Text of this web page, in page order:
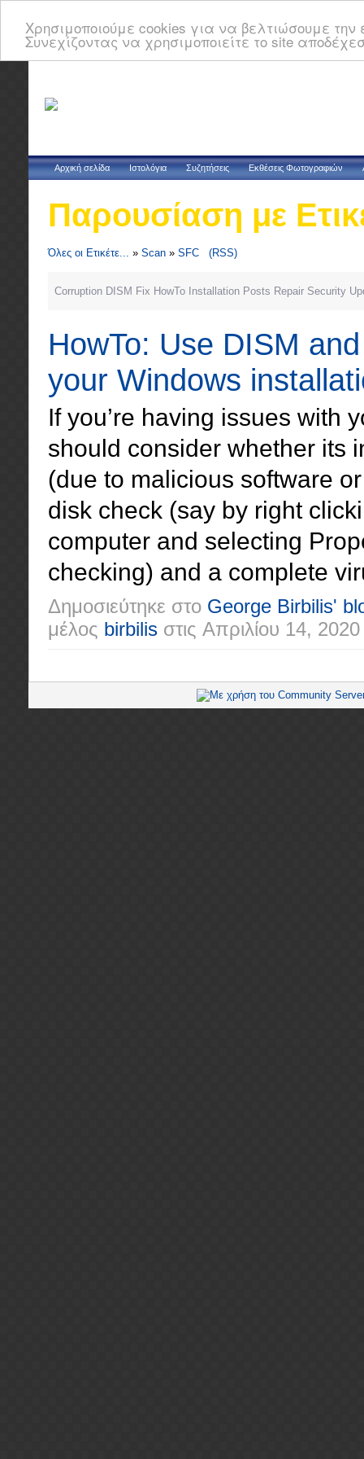
Χρησιμοποιούμε cookies για να βελτιώσουμε
Συνεχίζοντας να χρησιμοποιείτε το site
Αρχική σελίδα Ιστολόγια Συζητήσεις Εκθέσεις Φωτογραφιών
Παρουσίαση με
Όλες οι Ετικέτε... » Scan » SFC (RSS)
Corruption DISM Fix HowTo Installation Posts Repair Security
HowTo: Use DISM
your Windows
If you’re having issues with
should consider whether its
(due to malicious software
disk check (say by right
computer and selecting
checking) and a complete
Δημοσιεύτηκε στο George Birbilis'
μέλος birbilis στις Απριλίου 14, 2020